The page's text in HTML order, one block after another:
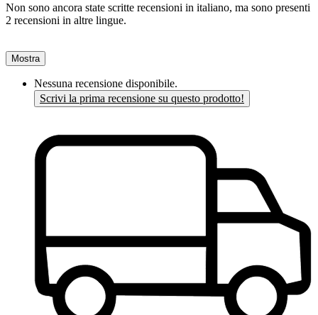
Non sono ancora state scritte recensioni in italiano, ma sono presenti
2 recensioni in altre lingue.
Mostra
Nessuna recensione disponibile.
Scrivi la prima recensione su questo prodotto!